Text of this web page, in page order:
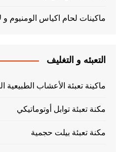
ماكينات لحام اكياس الومنيوم و
التعبئه و التغليف
ماكينة تعبئة الأعشاب الطبيعية
مكنة تعبئة توابل أوتوماتيكي
مكنة تعبئة بيلت حجمية